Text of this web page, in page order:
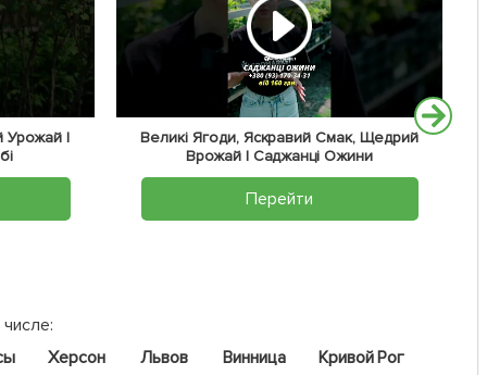
Урожай |
Великі Ягоди, Яскравий Смак, Щедрий
Врожай | Саджанці Ожини
Перейти
Херсон Львов Винница
Кривой Рог